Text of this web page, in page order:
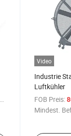
Video
Industrie
Luftkühler
FOB Preis:
Mindest.